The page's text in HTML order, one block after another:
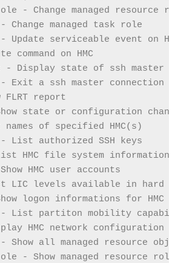
- Change managed resource
Change managed task role
Update serviceable event on
command on HMC
- Display state of ssh master
Exit a ssh master connection
FLRT report
state or configuration
names of specified HMC(s)
List authorized SSH keys
HMC file system information
HMC user accounts
LIC levels available in hard
logon informations for HMC
List partiton mobility
HMC network configuration
Show all managed resource
- Show managed resource